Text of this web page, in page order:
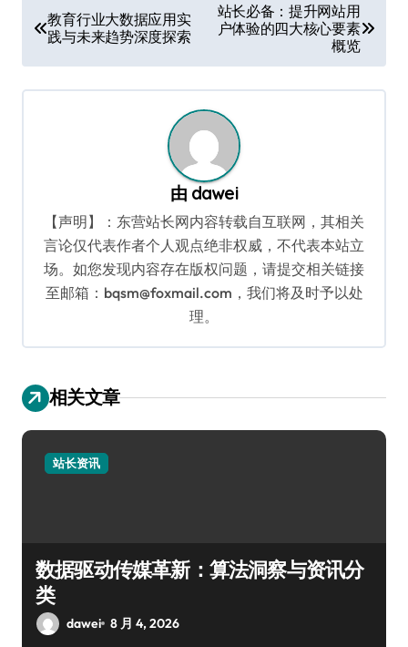
章
导
航
教育行业大数据应用实
践与未来趋势深度探索
站长必备：提升网站用
户体验的四大核心要素
概览
由 dawei
【声明】：东营站长网内容转载自互联网，其相关
言论仅代表作者个人观点绝非权威，不代表本站立
场。如您发现内容存在版权问题，请提交相关链接
至邮箱：bqsm@foxmail.com，我们将及时予以处
理。
相关文章
站长资讯
数据驱动传媒革新：算法洞察与资讯分
类
dawei 8 月 4, 2026